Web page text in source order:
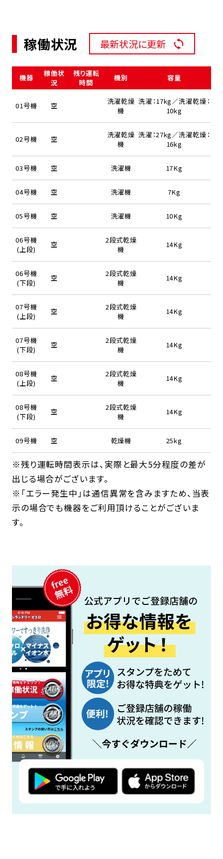
稼働状況 最新状況に更新
機器
稼働状
況
残り運転
時間
機別 容量
01号機 空
洗濯乾燥
機
洗濯：17kg／洗濯乾燥：
10kg
02号機 空
洗濯乾燥
機
洗濯：27kg／洗濯乾燥：
16kg
03号機 空 洗濯機 17Kg
04号機 空 洗濯機 7Kg
05号機 空 洗濯機 10Kg
06号機
(上段)
空
2段式乾燥
機
14Kg
06号機
(下段)
空
2段式乾燥
機
14Kg
07号機
(上段)
空
2段式乾燥
機
14Kg
07号機
(下段)
空
2段式乾燥
機
14Kg
08号機
(上段)
空
2段式乾燥
機
14Kg
08号機
(下段)
空
2段式乾燥
機
14Kg
09号機 空 乾燥機 25kg
※残り運転時間表示は、実際と最大5分程度の差が
出じる場合がございます。
※「エラー発生中」は通信異常を含みますため、当表
示の場合でも機器をご利用頂けることがございま
す。